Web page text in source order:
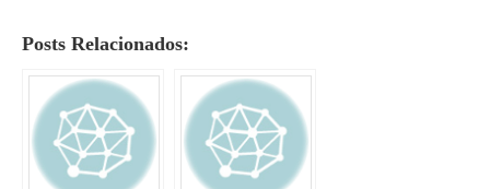
Posts Relacionados: